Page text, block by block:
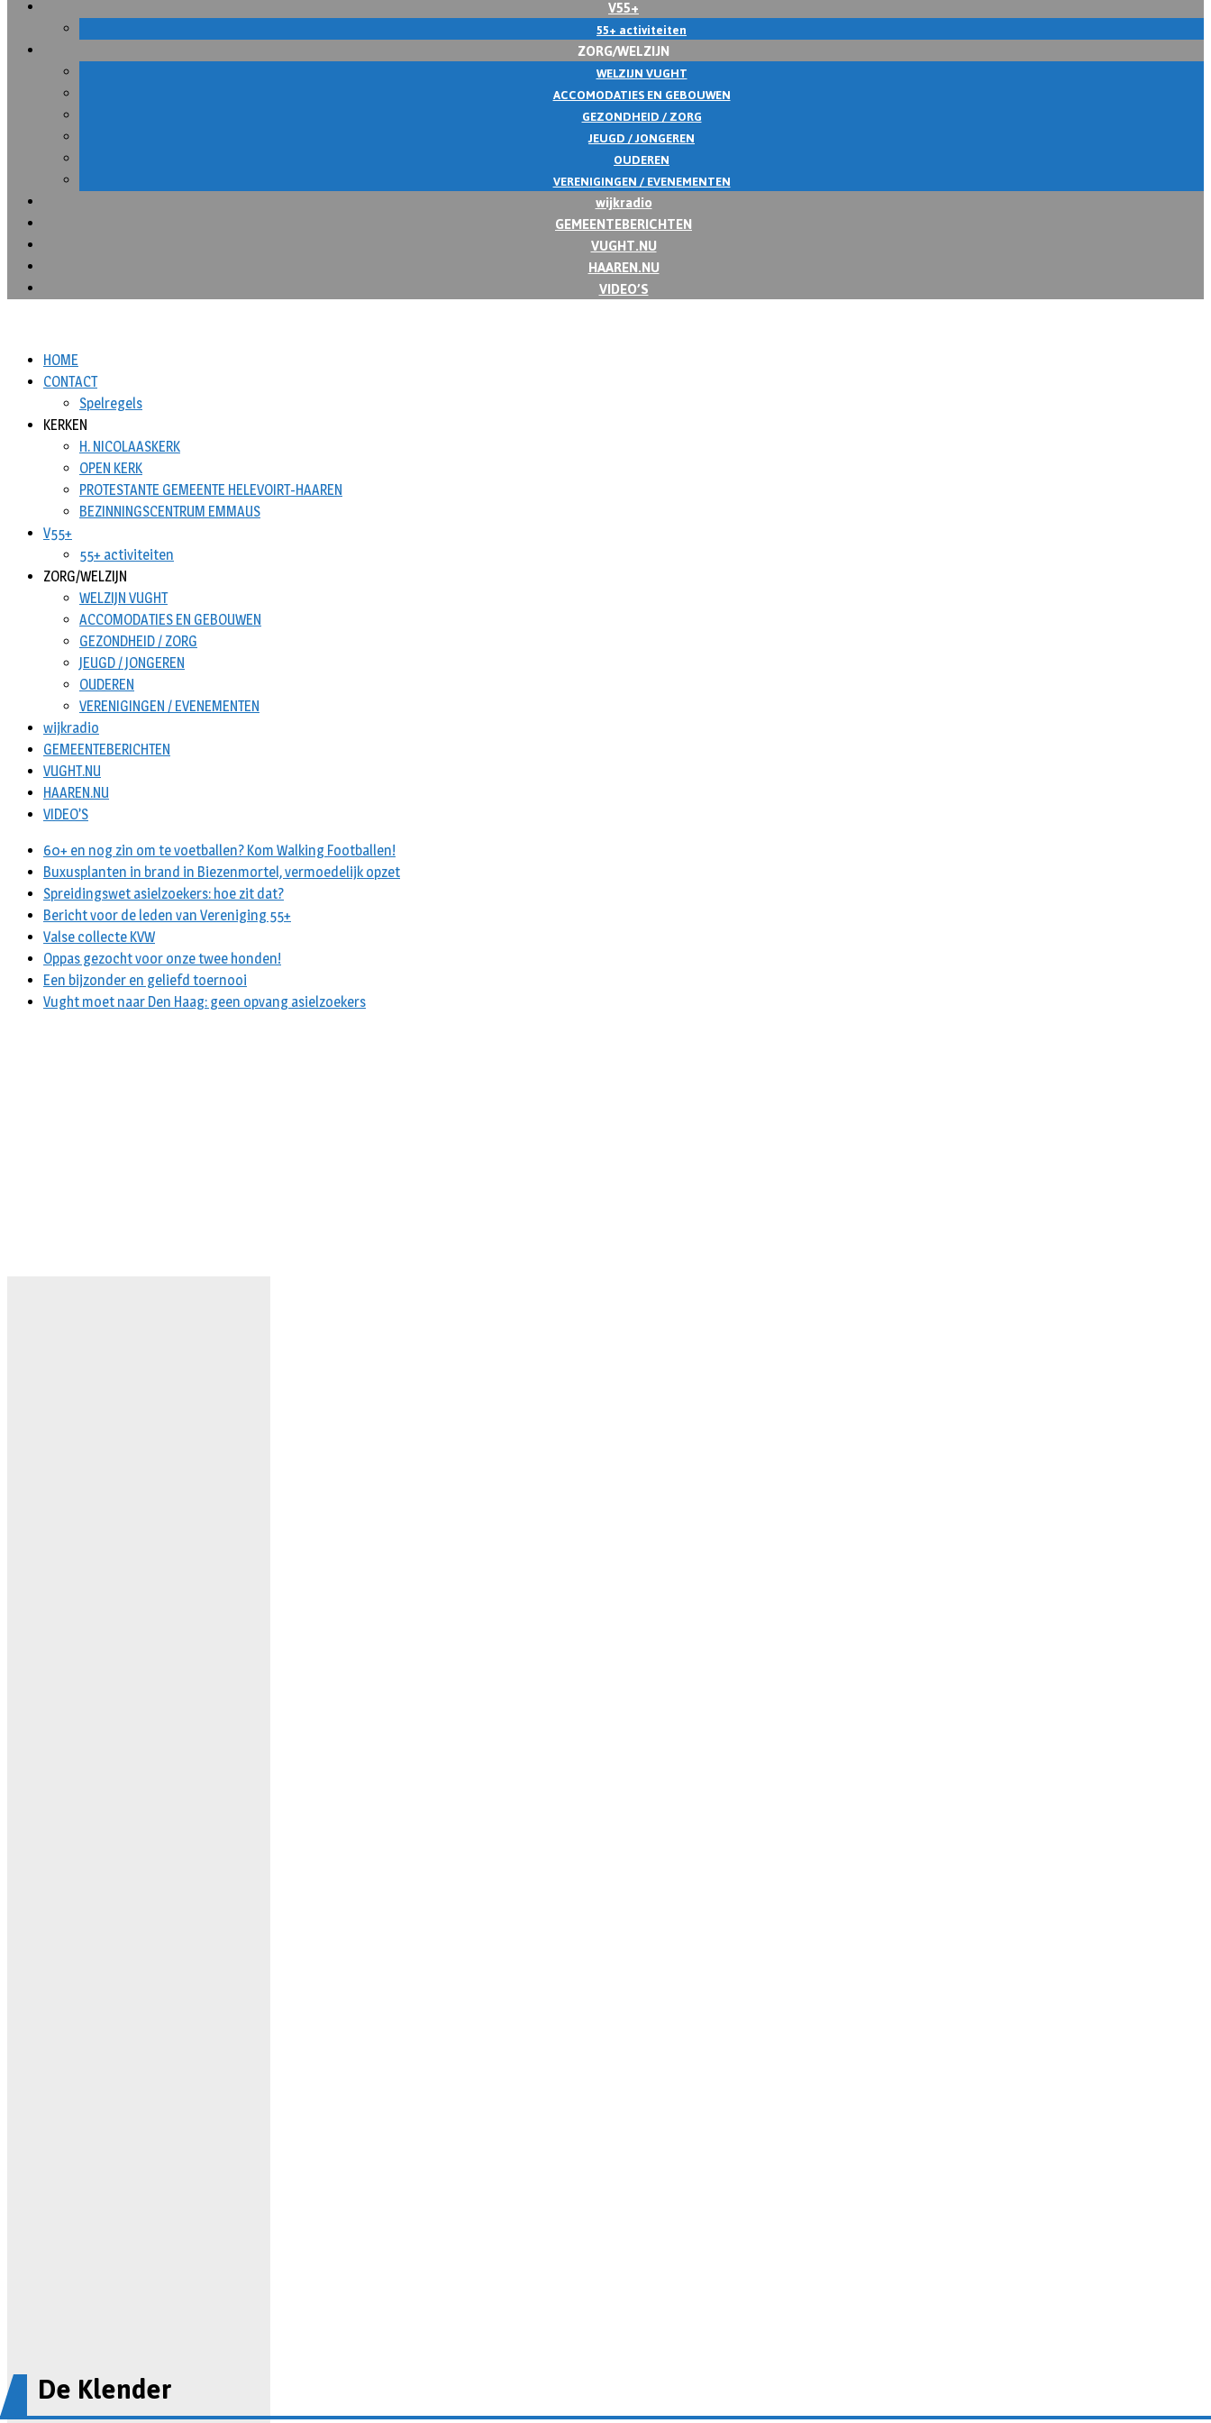
V55+
55+ activiteiten
ZORG/WELZIJN
WELZIJN VUGHT
ACCOMODATIES EN GEBOUWEN
GEZONDHEID / ZORG
JEUGD / JONGEREN
OUDEREN
VERENIGINGEN / EVENEMENTEN
wijkradio
GEMEENTEBERICHTEN
VUGHT.NU
HAAREN.NU
VIDEO’S
HOME
CONTACT
Spelregels
KERKEN
H. NICOLAASKERK
OPEN KERK
PROTESTANTE GEMEENTE HELEVOIRT-HAAREN
BEZINNINGSCENTRUM EMMAUS
V55+
55+ activiteiten
ZORG/WELZIJN
WELZIJN VUGHT
ACCOMODATIES EN GEBOUWEN
GEZONDHEID / ZORG
JEUGD / JONGEREN
OUDEREN
VERENIGINGEN / EVENEMENTEN
wijkradio
GEMEENTEBERICHTEN
VUGHT.NU
HAAREN.NU
VIDEO’S
60+ en nog zin om te voetballen? Kom Walking Footballen!
Buxusplanten in brand in Biezenmortel, vermoedelijk opzet
Spreidingswet asielzoekers: hoe zit dat?
Bericht voor de leden van Vereniging 55+
Valse collecte KVW
Oppas gezocht voor onze twee honden!
Een bijzonder en geliefd toernooi
Vught moet naar Den Haag: geen opvang asielzoekers
De Klender